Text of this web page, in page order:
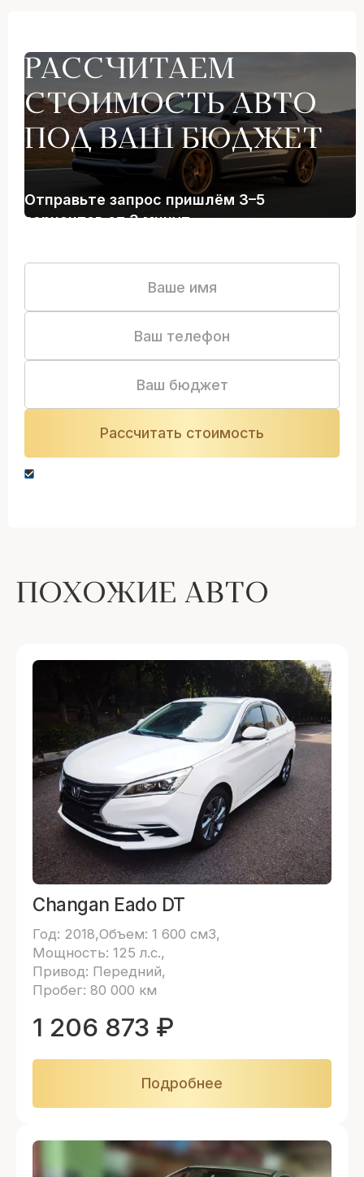
РАССЧИТАЕМ
СТОИМОСТЬ АВТО
ПОД ВАШ БЮДЖЕТ
Отправьте запрос пришлём 3–5
вариантов от 3 минут
ПОХОЖИЕ АВТО
Changan Eado DT
Год: 2018 Объем: 1 600 см3
Мощность: 125 л.с.
Привод: Передний
Пробег: 80 000 км
1 206 873 ₽
Подробнее